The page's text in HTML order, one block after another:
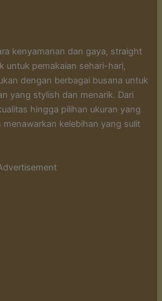
kenyamanan dan gaya, straight
untuk pemakaian sehari-hari,
dengan berbagai busana untuk
yang stylish dan menarik. Dari
hingga pilihan ukuran yang
kelebihan yang sulit